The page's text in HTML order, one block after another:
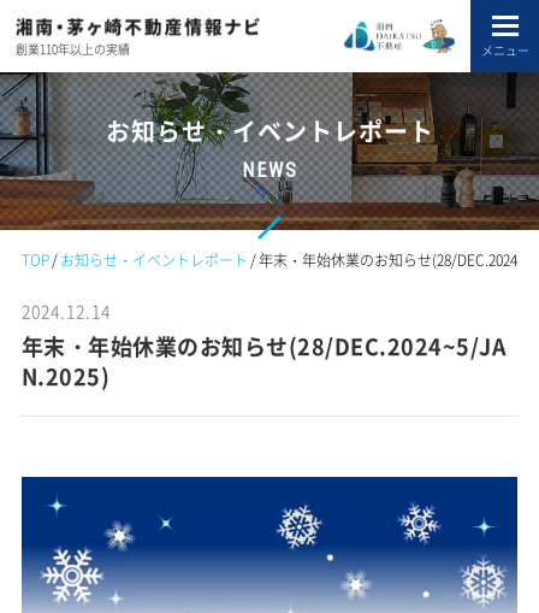
創業110年以上の実績 メニュー
お知らせ・イベントレポート
NEWS
TOP お知らせ・イベントレポート 年末・年始休業のお知らせ(28/
2024.12.14
年末・年始休業のお知らせ(28/DEC.2024~5/JA
N.2025)